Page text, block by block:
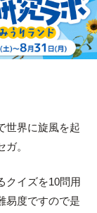
世界に旋風を起
。
クイズを10問用
易度ですので是